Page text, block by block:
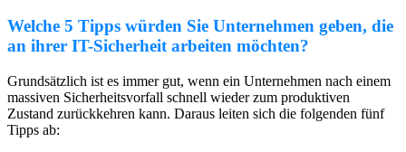
Welche 5 Tipps würden Sie Unternehmen geben, die
an ihrer IT-Sicherheit arbeiten möchten?
Grundsätzlich ist es immer gut, wenn ein Unternehmen nach einem
massiven Sicherheitsvorfall schnell wieder zum produktiven
Zustand zurückkehren kann. Daraus leiten sich die folgenden fünf
Tipps ab: